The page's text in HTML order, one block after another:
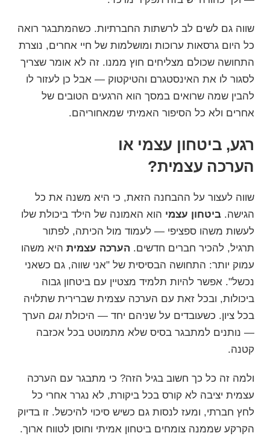
שווה גם לשים לב לרשתות החברתיות. כשהמתבגר רואה
כל היום גרסאות ערוכות ומושלמות של חיי אחרים, נוצרת
התחושה שכולם מצליחים חוץ ממנו. זה לא אומר שצריך
לסגור לו את האינסטגרם והטיקטוק — אבל כן לעזור לו
להבין שמה שרואים במסך הוא הרגעים הטובים של
אחרים ולא כל הסיפור האמיתי שמאחוריהם.
רגע, ביטחון עצמי או
הערכה עצמית?
שווה לעצור על ההבחנה הזאת, כי היא משנה את כל
הגישה. ביטחון עצמי הוא האמונה של הילד ביכולת שלו
לעשות משהו ספציפי — לעמוד מול הכיתה, לפתור
תרגיל, להכיר חברים חדשים. הערכה עצמית היא משהו
עמוק יותר: התחושה הבסיסית של "אני שווה, גם כשאני
נכשל". אפשר להיות תלמיד מצטיין עם ביטחון גבוה
ביכולות, ובכל זאת עם הערכה עצמית שברירית שתלויה
בכל ציון. כשעובדים על שניהם יחד — היכולת וגם הערך
— נותנים למתבגר בסיס שלא מתמוטט בכל אכזבה
קטנה.
ולמה זה כל כך חשוב בגיל הזה? כי מתבגר עם הערכה
עצמית יציבה לא קורס בכל ביקורת, לא נגרר אחרי כל
לחץ חברתי, ומעז לנסות גם כשיש סיכוי להיכשל. זו בדיוק
הקרקע שממנה צומחים ביטחון אמיתי וחוסן לטווח ארוך.